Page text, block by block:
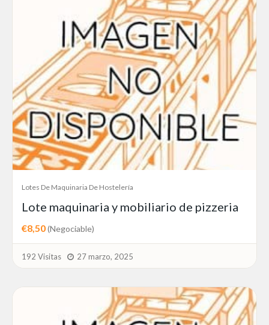
Lotes De Maquinaria De Hostelería
Lote maquinaria y mobiliario de pizzeria
€8,50(Negociable)
192 Visitas 27 marzo, 2025